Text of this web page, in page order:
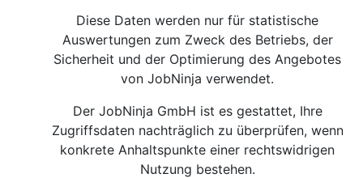
Diese Daten werden nur für statistische
Auswertungen zum Zweck des Betriebs, der
Sicherheit und der Optimierung des Angebotes
von JobNinja verwendet.
Der JobNinja GmbH ist es gestattet, Ihre
Zugriffsdaten nachträglich zu überprüfen, wenn
konkrete Anhaltspunkte einer rechtswidrigen
Nutzung bestehen.